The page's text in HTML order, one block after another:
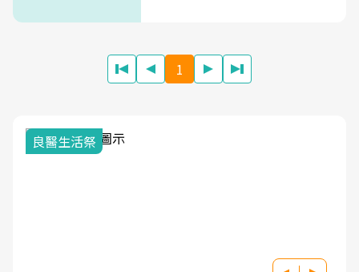
1
良醫生活祭